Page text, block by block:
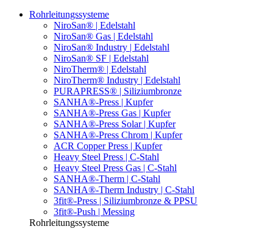
Rohrleitungssysteme
NiroSan® | Edelstahl
NiroSan® Gas | Edelstahl
NiroSan® Industry | Edelstahl
NiroSan® SF | Edelstahl
NiroTherm® | Edelstahl
NiroTherm® Industry | Edelstahl
PURAPRESS® | Siliziumbronze
SANHA®-Press | Kupfer
SANHA®-Press Gas | Kupfer
SANHA®-Press Solar | Kupfer
SANHA®-Press Chrom | Kupfer
ACR Copper Press | Kupfer
Heavy Steel Press | C-Stahl
Heavy Steel Press Gas | C-Stahl
SANHA®-Therm | C-Stahl
SANHA®-Therm Industry | C-Stahl
3fit®-Press | Siliziumbronze & PPSU
3fit®-Push | Messing
Rohrleitungssysteme